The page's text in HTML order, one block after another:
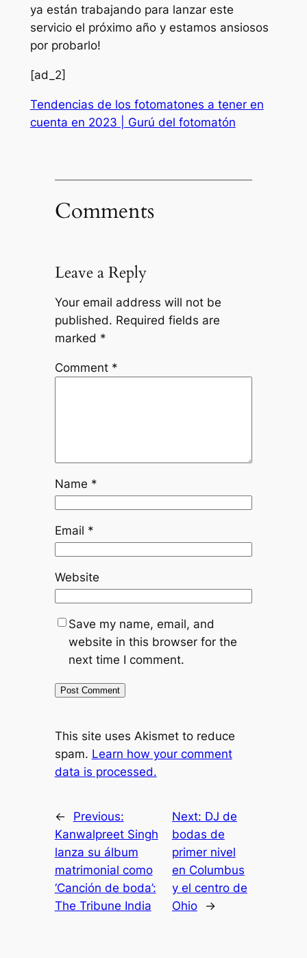
ya están trabajando para lanzar este
servicio el próximo año y estamos ansiosos
por probarlo!
[ad_2]
Tendencias de los fotomatones a tener en
cuenta en 2023 | Gurú del fotomatón
Comments
Leave a Reply
Your email address will not be
published. Required fields are
marked *
Comment *
Name *
Email *
Website
Save my name, email, and
website in this browser for the
next time I comment.
This site uses Akismet to reduce
spam. Learn how your comment
data is processed.
←
Previous:
Kanwalpreet Singh
lanza su álbum
matrimonial como
‘Canción de boda’:
The Tribune India
Next: DJ de
bodas de
primer nivel
en Columbus
y el centro de
Ohio
→